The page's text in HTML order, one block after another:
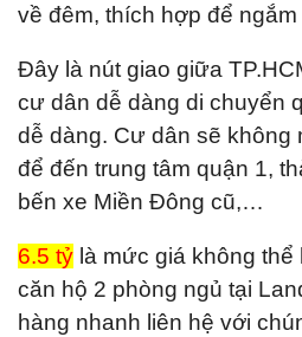
về đêm, thích hợp để ngắm
Đây là nút giao giữa
cư dân dễ dàng di chuyển
dễ dàng. Cư dân sẽ không
để đến trung tâm quận 1,
bến xe Miền Đông cũ,…
6.5 tỷ là mức giá không
căn hộ 2 phòng ngủ tại
hàng nhanh liên hệ với